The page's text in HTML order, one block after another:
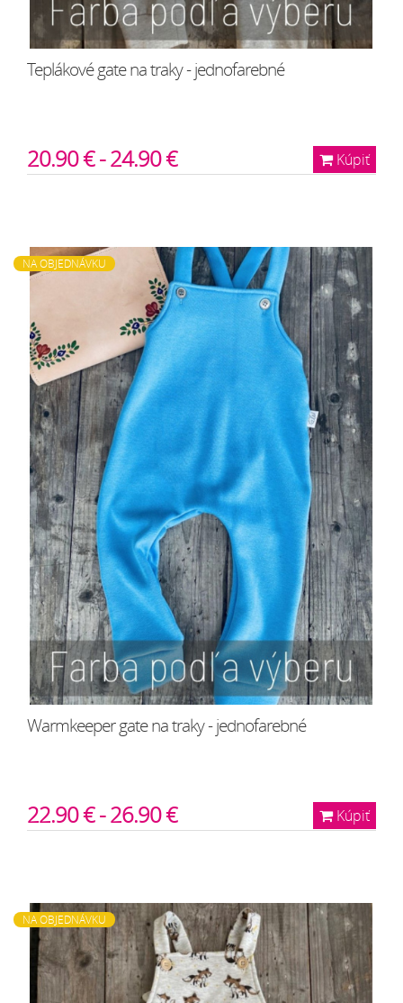
Teplákové gate na traky - jednofarebné
Kúpiť
20.90 € - 24.90 €
NA OBJEDNÁVKU
Warmkeeper gate na traky - jednofarebné
Kúpiť
22.90 € - 26.90 €
NA OBJEDNÁVKU